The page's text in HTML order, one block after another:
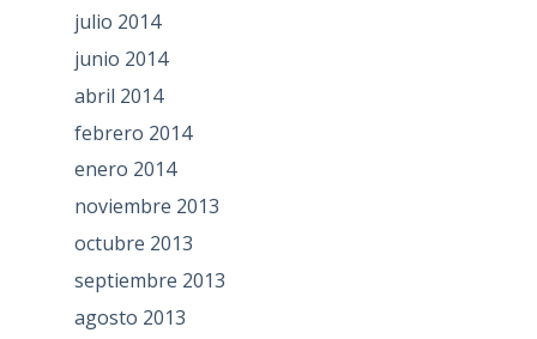
julio 2014
junio 2014
abril 2014
febrero 2014
enero 2014
noviembre 2013
octubre 2013
septiembre 2013
agosto 2013